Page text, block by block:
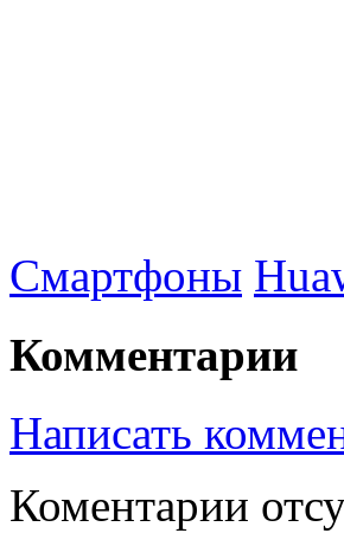
Смартфоны
Комментарии
Написать
Коментарии